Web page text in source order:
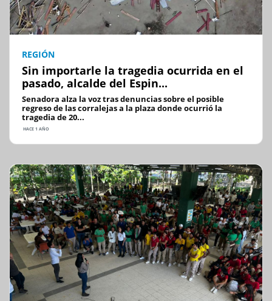
REGIÓN
Sin importarle la tragedia ocurrida en el
pasado, alcalde del Espin...
Senadora alza la voz tras denuncias sobre el posible
regreso de las corralejas a la plaza donde ocurrió la
tragedia de 20...
HACE 1 AÑO